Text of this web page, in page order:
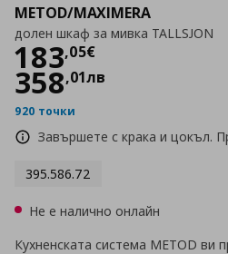
METOD/MAXIMERA
долен шкаф за мивка TALLSJON
183,05€
Цена
358,01лв
920 точки
Завършете с крака и цокъл.
395.586.72
Не е налично онлайн
Кухненската система METOD ви